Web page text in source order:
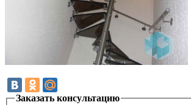
Заказать консультацию